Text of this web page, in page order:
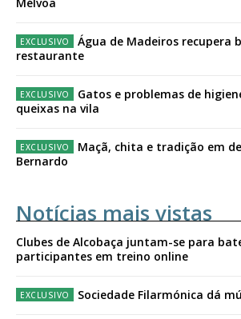
Água de Madeiros recupera
restaurante
Gatos e problemas de
queixas na vila
Maçã, chita e tradição em
Bernardo
Notícias mais vistas
Clubes de Alcobaça juntam-se para
participantes em treino online
Sociedade Filarmónica dá